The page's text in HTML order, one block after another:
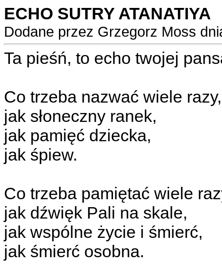
ECHO SUTRY ATANATIYA
Dodane przez Grzegorz Moss
Ta pieśń, to echo twojej
Co trzeba nazwać wiele
jak słoneczny ranek,
jak pamięć dziecka,
jak śpiew.
Co trzeba pamiętać wiele
jak dźwięk Pali na skale,
jak wspólne życie i śmierć,
jak śmierć osobna.